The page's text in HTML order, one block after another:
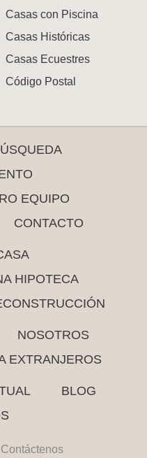
Casas con Piscina
Casas Históricas
Casas Ecuestres
Código Postal
EQUIPO
CONTACTO
HIPOTECA
NOSOTROS
EXTRANJEROS
BLOG
Contáctenos